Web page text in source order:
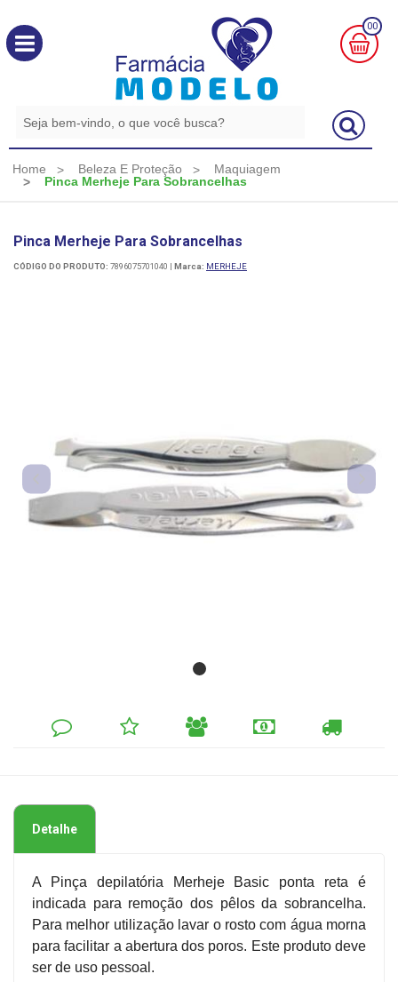
00
0,00
Home Beleza E Proteção
Maquiagem
Pinca Merheje Para Sobrancelhas
Pinca Merheje Para Sobrancelhas
CÓDIGO DO PRODUTO: 7896075701040 | Marca: MERHEJE
DEIXE
COMENTÁRIO
MINHA
LISTA
INDIQUE
FORMAS
CALCULAR
FRETE
Detalhe
A Pinça depilatória Merheje Basic ponta reta é
indicada para remoção dos pêlos da sobrancelha.
Para melhor utilização lavar o rosto com água morna
para facilitar a abertura dos poros. Este produto deve
ser de uso pessoal.